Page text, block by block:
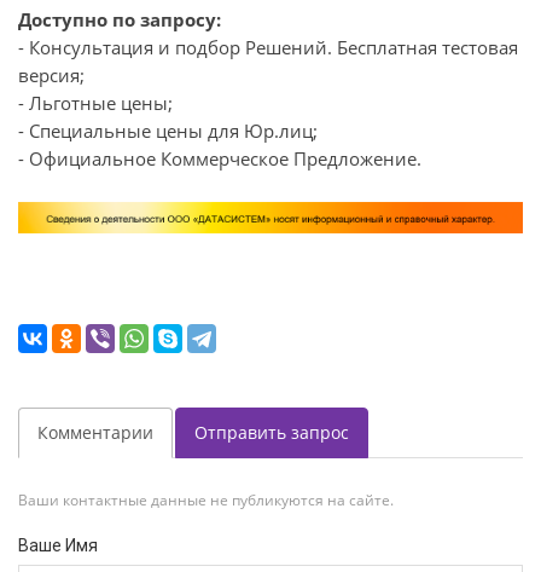
Доступно по запросу:
- Консультация и подбор Решений. Бесплатная тестовая
версия;
- Льготные цены;
- Специальные цены для Юр.лиц;
- Официальное Коммерческое Предложение.
Комментарии Отправить запрос
Ваши контактные данные не публикуются на сайте.
Ваше Имя